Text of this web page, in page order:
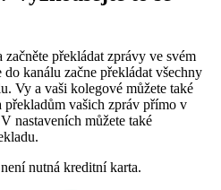
překládat zprávy ve svém
kanálu začne překládat všechny
Vy a vaši kolegové můžete také
vašich zpráv přímo v
nastaveních můžete také
nutná kreditní karta.